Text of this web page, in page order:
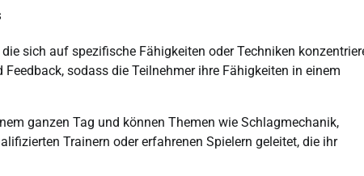
sich auf spezifische Fähigkeiten oder Techniken
sodass die Teilnehmer ihre Fähigkeiten in einem
ganzen Tag und können Themen wie Schlagmechanik,
Trainern oder erfahrenen Spielern geleitet, die ihr